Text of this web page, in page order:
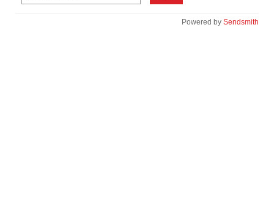
Powered by Sendsmith